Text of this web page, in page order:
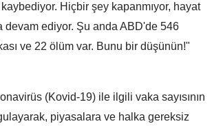
kaybediyor. Hiçbir şey kapanmıyor, hayat
devam ediyor. Şu anda ABD'de 546
ve 22 ölüm var. Bunu bir düşünün!"
(Kovid-19) ile ilgili vaka sayısının
piyasalara ve halka gereksiz